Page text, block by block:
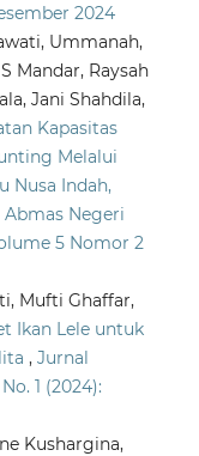
2024
Ummanah,
Mandar, Raysah
Jani Shahdila,
Kapasitas
Melalui
Nusa Indah,
Abmas Negeri
5 Nomor 2
Mufti Ghaffar,
Ikan Lele untuk
, Jurnal
1 (2024):
Kushargina,